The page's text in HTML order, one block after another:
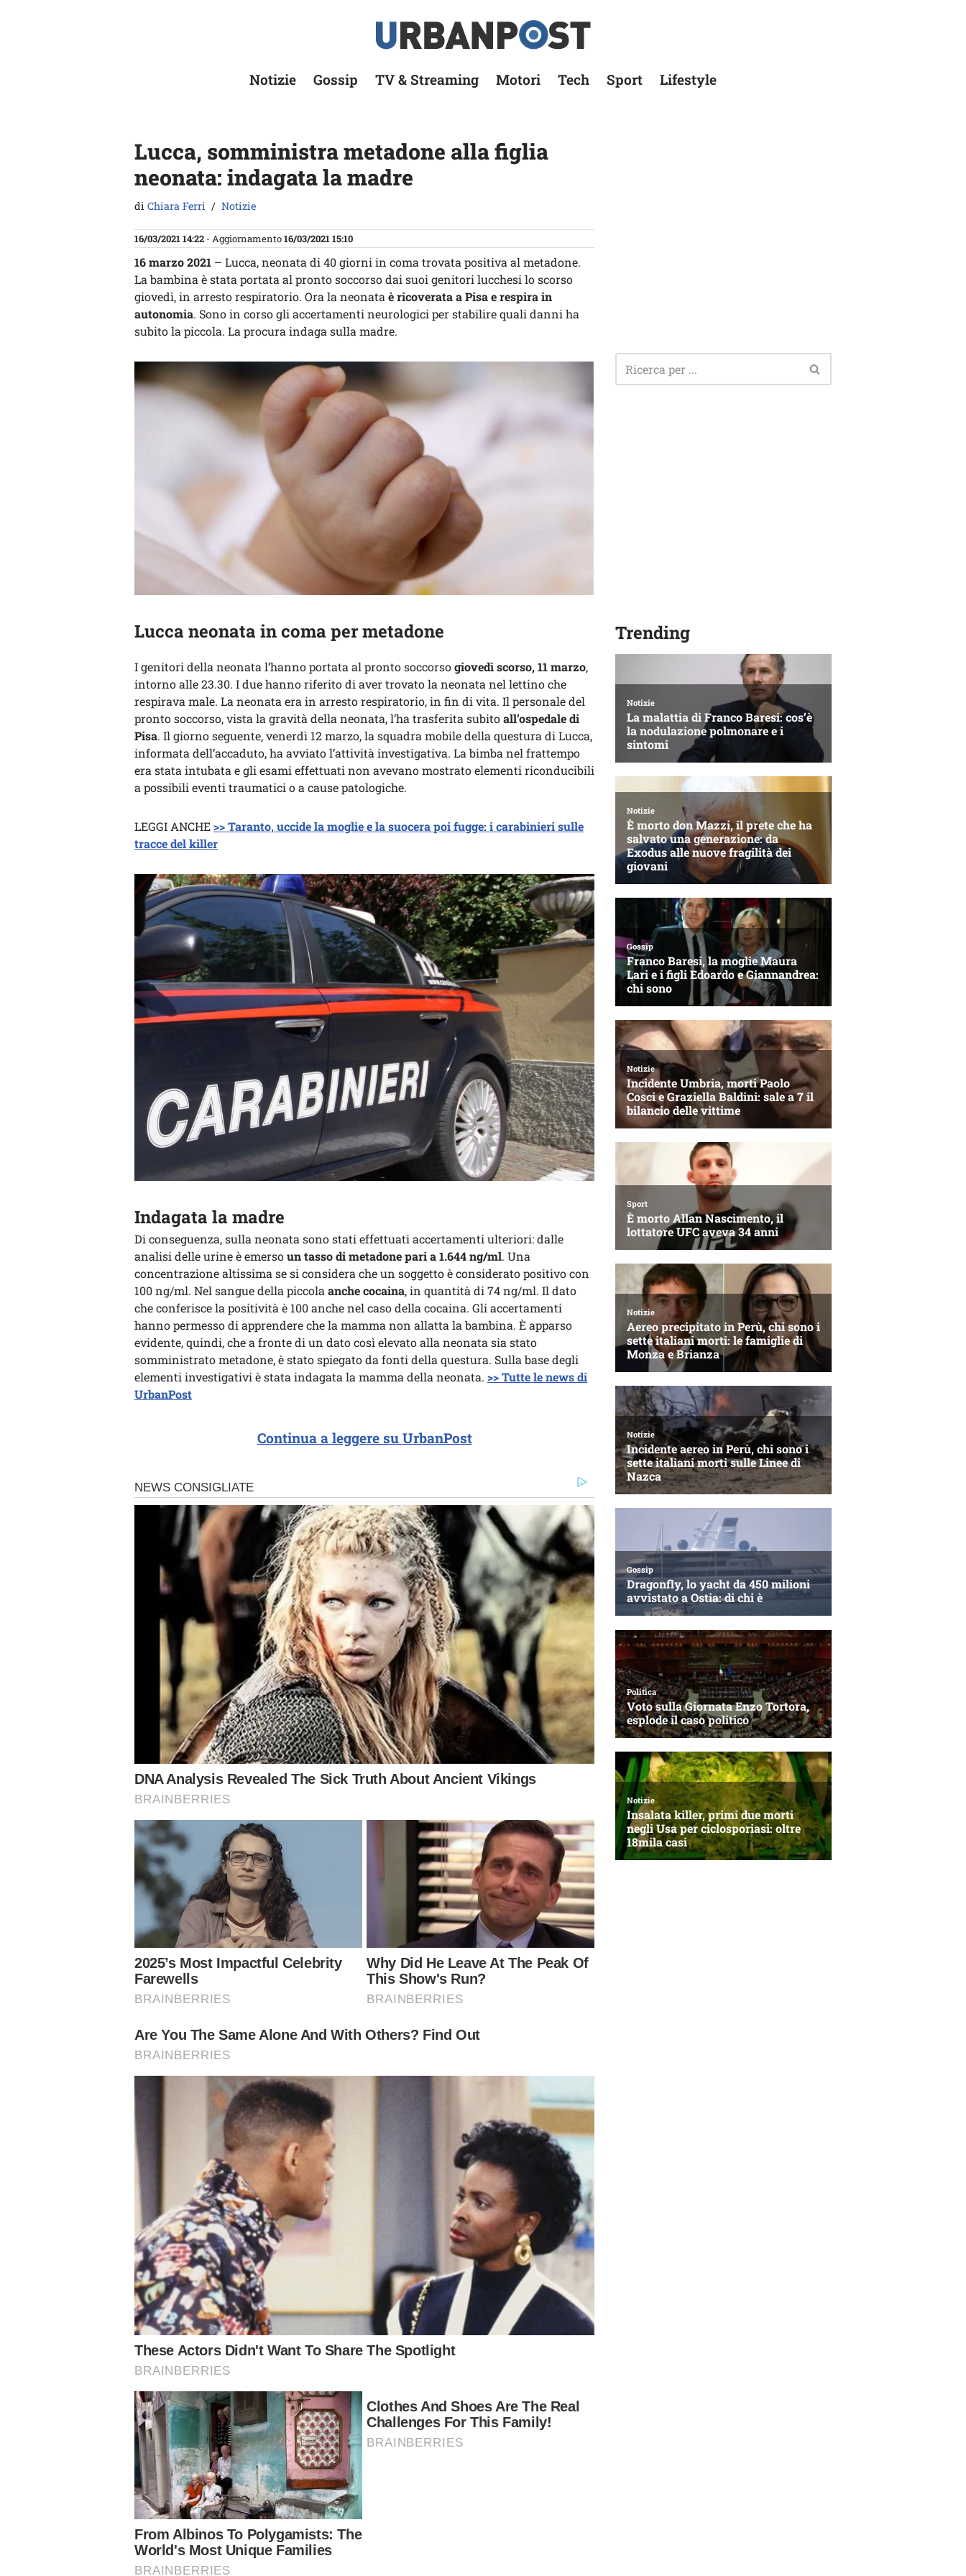
Notizie Gossip TV & Streaming Motori Tech Sport Lifestyle
Lucca, somministra metadone alla figlia
neonata: indagata la madre
di Chiara Ferri Notizie
16/03/2021 14:22 - Aggiornamento16/03/2021 15:10
16 marzo 2021 – Lucca, neonata di 40 giorni in coma trovata positiva al metadone.
La bambina è stata portata al pronto soccorso dai suoi genitori lucchesi lo scorso
giovedì, in arresto respiratorio. Ora la neonata è ricoverata a Pisa e respira in
autonomia. Sono in corso gli accertamenti neurologici per stabilire quali danni ha
subito la piccola. La procura indaga sulla madre.
Lucca neonata in coma per metadone
I genitori della neonata l’hanno portata al pronto soccorsogiovedì scorso, 11 marzo,
intorno alle 23.30. I due hanno riferito di aver trovato la neonata nel lettino che
respirava male. La neonata era in arresto respiratorio, in fin di vita. Il personale del
pronto soccorso, vista la gravità della neonata, l’ha trasferita subitoall’ospedale di
Pisa. Il giorno seguente, venerdì 12 marzo, la squadra mobile della questura di Lucca,
informata dell’accaduto, ha avviato l’attività investigativa. La bimba nel frattempo
era stata intubata e gli esami effettuati non avevano mostrato elementi riconducibili
a possibili eventi traumatici o a cause patologiche.
LEGGI ANCHE>> Taranto, uccide la moglie e la suocera poi fugge: i carabinieri sulle
tracce del killer
Indagata la madre
Di conseguenza, sulla neonata sono stati effettuati accertamenti ulteriori: dalle
analisi delle urine è emersoun tasso di metadone pari a 1.644 ng/ml. Una
concentrazione altissima se si considera che un soggetto è considerato positivo con
100 ng/ml. Nel sangue della piccola anche cocaina, in quantità di 74 ng/ml. Il dato
che conferisce la positività è 100 anche nel caso della cocaina. Gli accertamenti
hanno permesso di apprendere che la mamma non allatta la bambina. È apparso
evidente, quindi, che a fronte di un dato così elevato alla neonata sia stato
somministrato metadone, è stato spiegato da fonti della questura. Sulla base degli
elementi investigativi è stata indagata la mamma della neonata. >> Tutte le news di
UrbanPost
Continua a leggere su UrbanPost
Trending